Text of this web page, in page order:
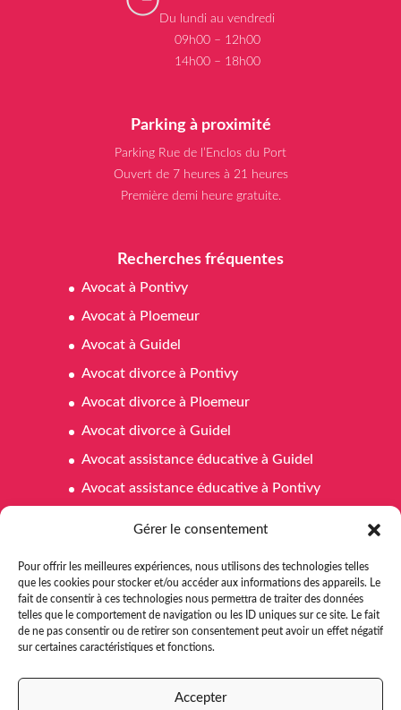
Gérer le consentement
Pour offrir les meilleures expériences, nous utilisons des technologies telles
que les cookies pour stocker et/ou accéder aux informations des appareils. Le
fait de consentir à ces technologies nous permettra de traiter des données
telles que le comportement de navigation ou les ID uniques sur ce site. Le fait
de ne pas consentir ou de retirer son consentement peut avoir un effet négatif
sur certaines caractéristiques et fonctions.
Accepter
Du lundi au vendredi
09h00 – 12h00
14h00 – 18h00
Parking à proximité
Parking Rue de l’Enclos du Port
Ouvert de 7 heures à 21 heures
Première demi heure gratuite.
Recherches fréquentes
Avocat à Pontivy
Avocat à Ploemeur
Avocat à Guidel
Avocat divorce à Pontivy
Avocat divorce à Ploemeur
Avocat divorce à Guidel
Avocat assistance éducative à Guidel
Avocat assistance éducative à Pontivy
Avocat affaires familiales à Ploemeur
Avocat affaires familiales à Guidel
Avocat aide juridictionnelle Pontivy